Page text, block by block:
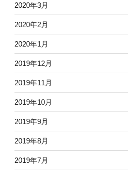
2020年3月
2020年2月
2020年1月
2019年12月
2019年11月
2019年10月
2019年9月
2019年8月
2019年7月